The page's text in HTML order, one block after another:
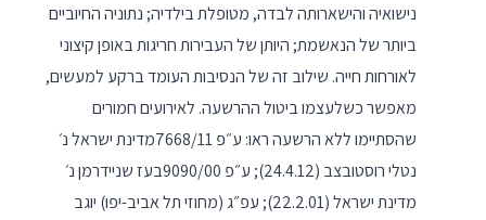
נישואיה והישארותה לבדה, מטופלת בילדיה; נתוניה החיוביים
ביותר של הנאשמת; היותן של העבירות חריגות באופן קיצוני
לאורחות חייה. שילוב זה של הנסיבות העומד ברקע למעשים,
מאפשר כשלעצמו ביטול ההרשעה. לאירועים חמורים
שהסתיימו ללא הרשעה ראו: ע״פ 7668/11מדינת ישראל נ׳
נטלי רוסטובצב (24.4.12); ע״פ 9090/00בעז שניידרמן נ׳
מדינת ישראל (22.2.01); עפ״ג (מחוזי תל אביב-יפו) יוגב